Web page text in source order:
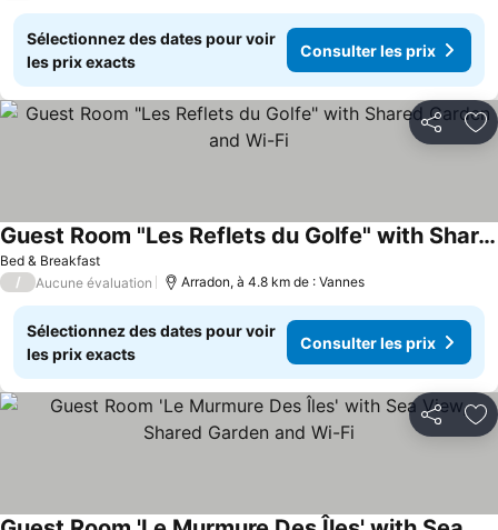
Sélectionnez des dates pour voir
les prix exacts
Consulter les prix
Partager
Bed & Breakfast
Guest Room "Les Reflets du Golfe" with Shared Garden and Wi-Fi
/ Aucune évaluation Arradon, à 4.8 km de : Vannes
Sélectionnez des dates pour voir
les prix exacts
Consulter les prix
Partager